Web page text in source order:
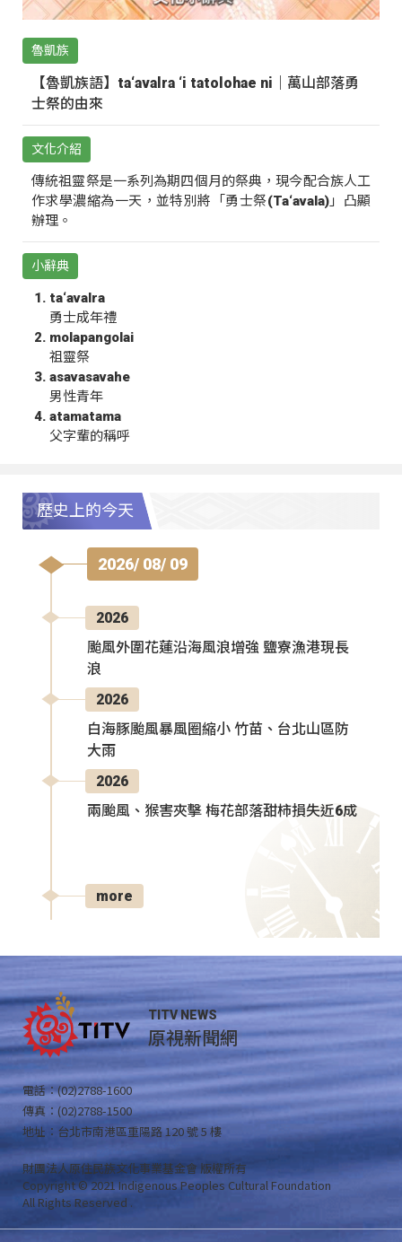
魯凱族
【魯凱族語】ta‘avalra ‘i tatolohae ni｜萬山部落勇
士祭的由來
文化介紹
傳統祖靈祭是一系列為期四個月的祭典，現今配合族人工
作求學濃縮為一天，並特別將「勇士祭(Ta‘avala)」凸顯
辦理。
小辭典
ta‘avalra
勇士成年禮
molapangolai
祖靈祭
asavasavahe
男性青年
atamatama
父字輩的稱呼
歷史上的今天
2026/ 08/ 09
2026
颱風外圍花蓮沿海風浪增強 鹽寮漁港現長
浪
2026
白海豚颱風暴風圈縮小 竹苗、台北山區防
大雨
2026
兩颱風、猴害夾擊 梅花部落甜柿損失近6成
more
TITV NEWS
原視新聞網
電話：(02)2788-1600
傳真：(02)2788-1500
地址：台北市南港區重陽路 120 號 5 樓
財團法人原住民族文化事業基金會 版權所有
Copyright © 2021 Indigenous Peoples Cultural Foundation
All Rights Reserved .